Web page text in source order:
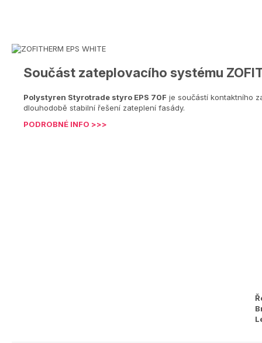
Součást zateplovacího systému
Polystyren Styrotrade styro EPS 70F je součástí kontaktního
dlouhodobě stabilní řešení zateplení fasády.
PODROBNÉ INFO >>>